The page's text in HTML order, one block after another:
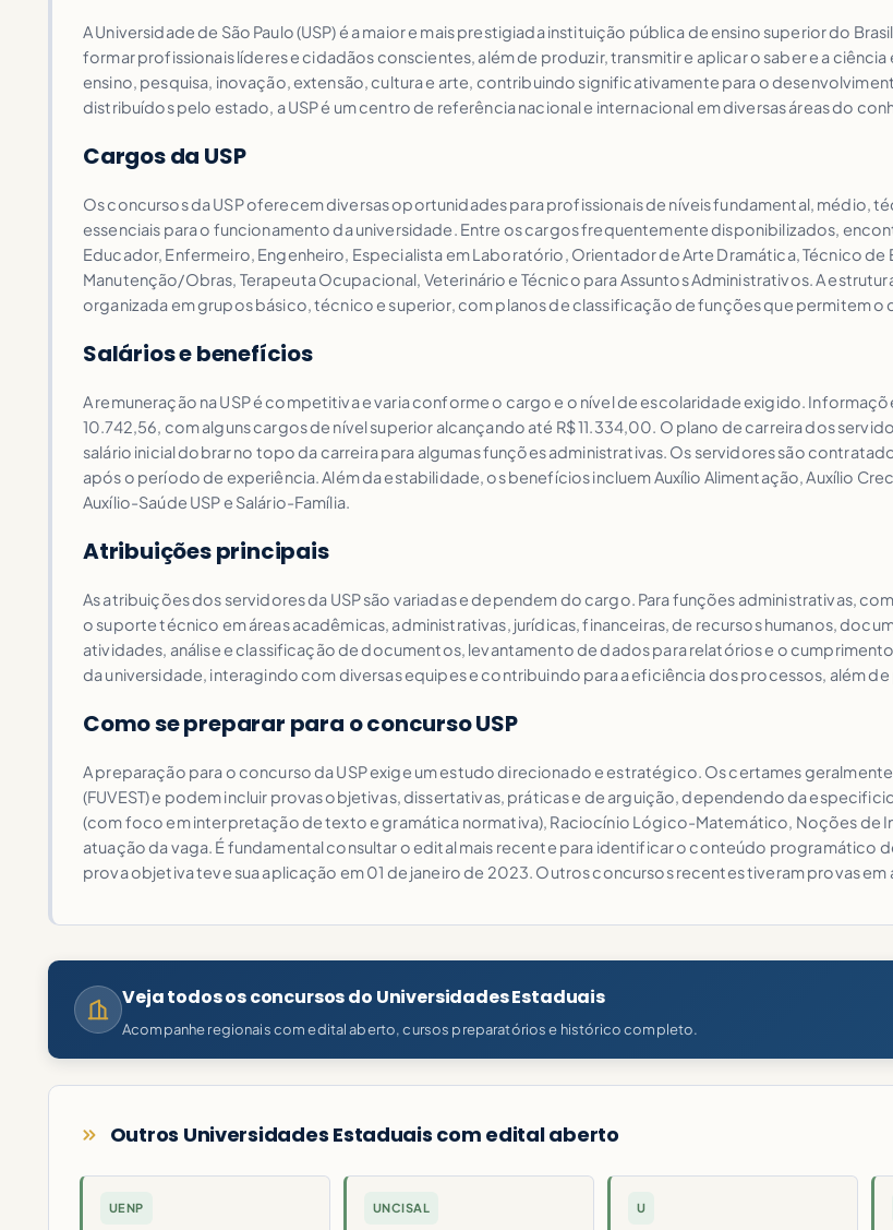
A Universidade de São Paulo (USP) é a maior e mais prestigiada instituição pública de ensino superior do
formar profissionais líderes e cidadãos conscientes, além de produzir, transmitir e aplicar o saber e a
ensino, pesquisa, inovação, extensão, cultura e arte, contribuindo significativamente para o
distribuídos pelo estado, a USP é um centro de referência nacional e internacional em diversas áreas do
Cargos da USP
Os concursos da USP oferecem diversas oportunidades para profissionais de níveis fundamental, médio,
essenciais para o funcionamento da universidade. Entre os cargos frequentemente disponibilizados,
Educador, Enfermeiro, Engenheiro, Especialista em Laboratório, Orientador de Arte Dramática, Técnico
Manutenção/Obras, Terapeuta Ocupacional, Veterinário e Técnico para Assuntos Administrativos. A
organizada em grupos básico, técnico e superior, com planos de classificação de funções que permitem
Salários e benefícios
A remuneração na USP é competitiva e varia conforme o cargo e o nível de escolaridade exigido.
10.742,56, com alguns cargos de nível superior alcançando até R$ 11.334,00. O plano de carreira dos
salário inicial dobrar no topo da carreira para algumas funções administrativas. Os servidores são
após o período de experiência. Além da estabilidade, os benefícios incluem Auxílio Alimentação, Auxílio
Auxílio-Saúde USP e Salário-Família.
Atribuições principais
As atribuições dos servidores da USP são variadas e dependem do cargo. Para funções administrativas,
o suporte técnico em áreas acadêmicas, administrativas, jurídicas, financeiras, de recursos humanos,
atividades, análise e classificação de documentos, levantamento de dados para relatórios e o
da universidade, interagindo com diversas equipes e contribuindo para a eficiência dos processos, além
Como se preparar para o concurso USP
A preparação para o concurso da USP exige um estudo direcionado e estratégico. Os certames
(FUVEST) e podem incluir provas objetivas, dissertativas, práticas e de arguição, dependendo da
(com foco em interpretação de texto e gramática normativa), Raciocínio Lógico-Matemático, Noções de
atuação da vaga. É fundamental consultar o edital mais recente para identificar o conteúdo programático
prova objetiva teve sua aplicação em 01 de janeiro de 2023. Outros concursos recentes tiveram provas
Veja todos os concursos do Universidades Estaduais
Acompanhe regionais com edital aberto, cursos preparatórios e histórico completo.
Outros Universidades Estaduais com edital aberto
UENP UNCISAL U